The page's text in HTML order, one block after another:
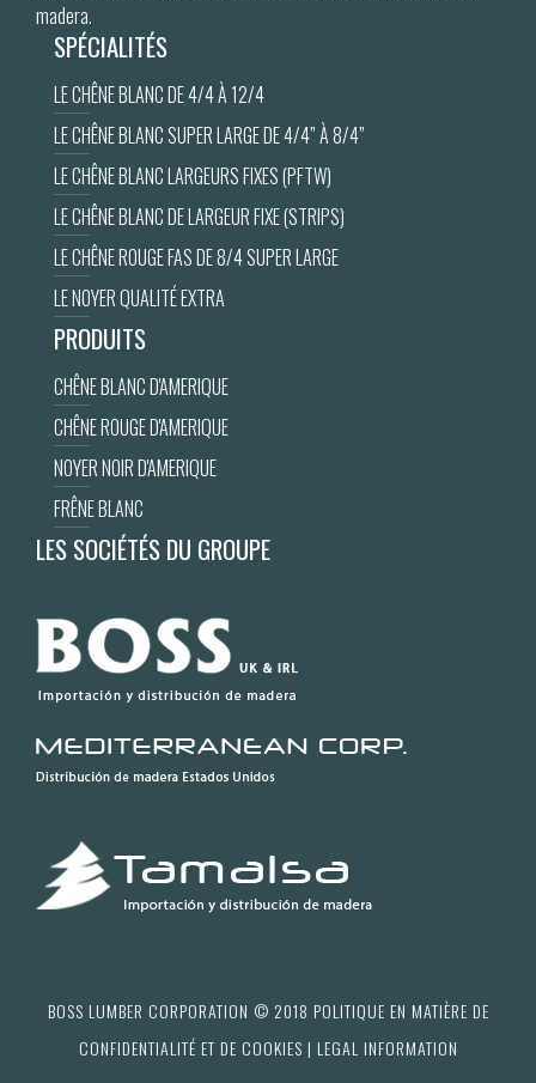
madera.
SPÉCIALITÉS
LE CHÊNE BLANC DE 4/4 À 12/4
LE CHÊNE BLANC SUPER LARGE DE 4/4” À 8/4”
LE CHÊNE BLANC LARGEURS FIXES (PFTW)
LE CHÊNE BLANC DE LARGEUR FIXE (STRIPS)
LE CHÊNE ROUGE FAS DE 8/4 SUPER LARGE
LE NOYER QUALITÉ EXTRA
PRODUITS
CHÊNE BLANC D'AMERIQUE
CHÊNE ROUGE D'AMERIQUE
NOYER NOIR D'AMERIQUE
FRÊNE BLANC
LES SOCIÉTÉS DU GROUPE
BOSS LUMBER CORPORATION © 2018 POLITIQUE EN MATIÈRE DE
CONFIDENTIALITÉ ET DE COOKIES | LEGAL INFORMATION